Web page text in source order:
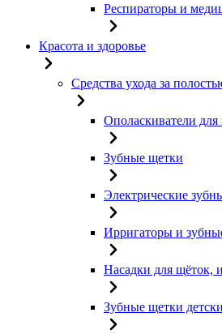
Респираторы и
Красота и здоровье
Средства ухода за
Ополаскиватели для
Зубные щетки
Электрические
Ирригаторы и
Насадки для щёток,
Зубные щетки